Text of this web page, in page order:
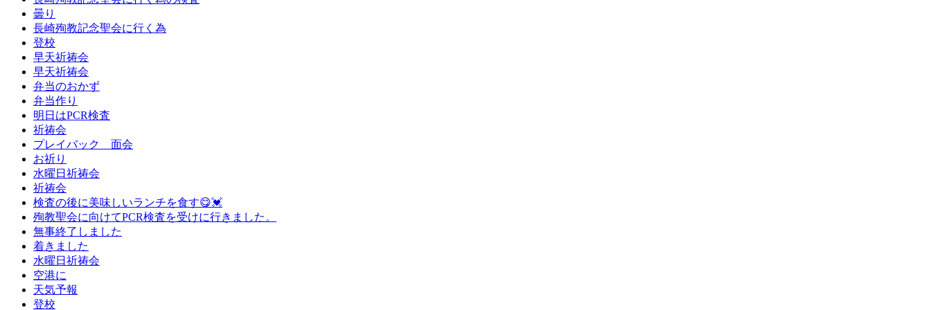
曇り
長崎殉教記念聖会に行く為
登校
早天祈祷会
早天祈祷会
弁当のおかず
弁当作り
明日はPCR検査
祈祷会
プレイバック 面会
お祈り
水曜日祈祷会
祈祷会
検査の後に美味しいランチを食す😋💓
殉教聖会に向けてPCR検査を受けに行きました。
無事終了しました
着きました
水曜日祈祷会
空港に
天気予報
登校